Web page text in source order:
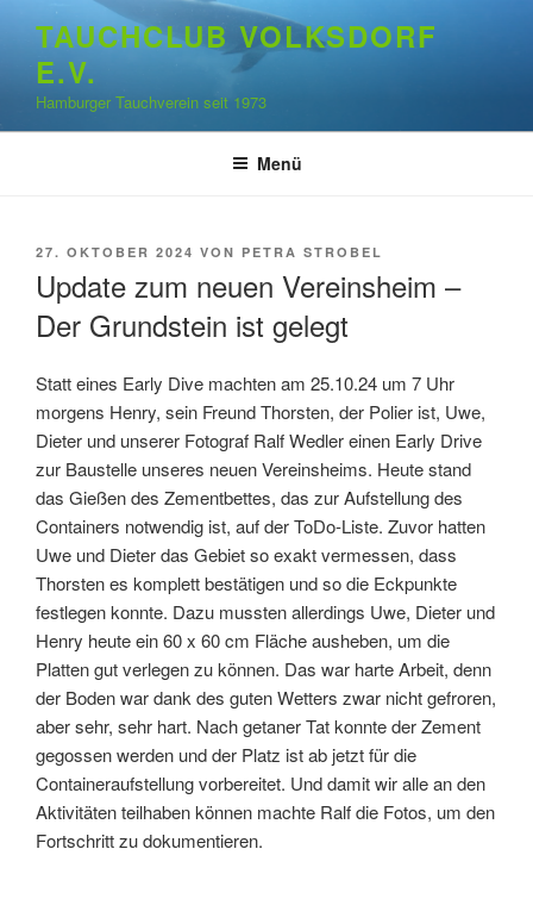
springen
TAUCHCLUB VOLKSDORF
E.V.
Hamburger Tauchverein seit 1973
Menü
VERÖFFENTLICHT
27. OKTOBER 2024 VON PETRA STROBEL
Update zum neuen Vereinsheim –
Der Grundstein ist gelegt
Statt eines Early Dive machten am 25.10.24 um 7 Uhr
morgens Henry, sein Freund Thorsten, der Polier ist, Uwe,
Dieter und unserer Fotograf Ralf Wedler einen Early Drive
zur Baustelle unseres neuen Vereinsheims. Heute stand
das Gießen des Zementbettes, das zur Aufstellung des
Containers notwendig ist, auf der ToDo-Liste. Zuvor hatten
Uwe und Dieter das Gebiet so exakt vermessen, dass
Thorsten es komplett bestätigen und so die Eckpunkte
festlegen konnte. Dazu mussten allerdings Uwe, Dieter und
Henry heute ein 60 x 60 cm Fläche ausheben, um die
Platten gut verlegen zu können. Das war harte Arbeit, denn
der Boden war dank des guten Wetters zwar nicht gefroren,
aber sehr, sehr hart. Nach getaner Tat konnte der Zement
gegossen werden und der Platz ist ab jetzt für die
Containeraufstellung vorbereitet. Und damit wir alle an den
Aktivitäten teilhaben können machte Ralf die Fotos, um den
Fortschritt zu dokumentieren.